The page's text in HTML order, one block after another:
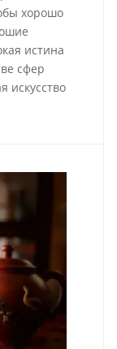
хорошо
истина
сфер
искусство